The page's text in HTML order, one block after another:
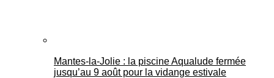
Mantes-la-Jolie : la piscine Aqualude fermée
jusqu’au 9 août pour la vidange estivale